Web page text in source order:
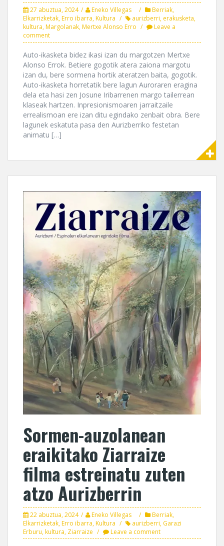
27 abuztua, 2024 Eneko Villegas Berriak,
Elkarrizketak,Erro ibarra,Kultura aurizberri, erakusketa,
kultura,Margolanak,Mertxe Alonso Erro
Leave a
comment
Auto-ikasketa bidez ikasi izan du margotzen Mertxe
Alonso Errok. Betiere gogotik atera zaiona margotu
izan du, bere sormena hortik ateratzen baita, gogotik.
Auto-ikasketa horretatik bere lagun Auroraren eragina
dela eta hasi zen Josune Iribarrenen margo tailerrean
klaseak hartzen. Inpresionismoaren jarraitzaile
errealismoan ere izan ditu egindako zenbait obra. Bere
lagunek eskatuta pasa den Aurizberriko festetan
animatu […]
Sormen-auzolanean
eraikitako Ziarraize
filma estreinatu zuten
atzo Aurizberrin
22 abuztua, 2024 Eneko Villegas Berriak,
Elkarrizketak,Erro ibarra,Kultura aurizberri, Garazi
Erburu,kultura, Ziarraize Leave a comment